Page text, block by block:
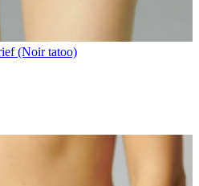
(Noir tatoo)